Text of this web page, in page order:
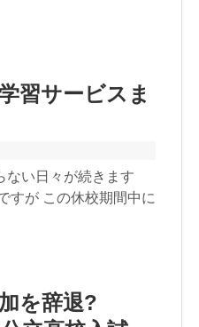
習サービスま
ない日々が続きます
すが この休校期間中に
を辞退?